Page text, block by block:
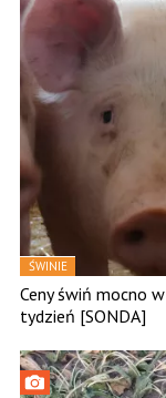
ŚWINIE
Ceny świń mocno
tydzień [SONDA]